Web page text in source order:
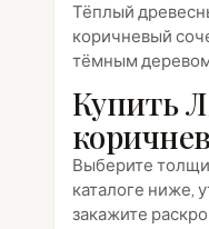
Тёплый
коричневый
тёмным
Купить
Выберите
каталоге ниже,
закажите